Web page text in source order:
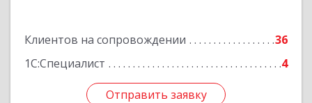
Клиентов на сопровождении
36
1С:Специалист
4
Отправить заявку
Отправить заявку